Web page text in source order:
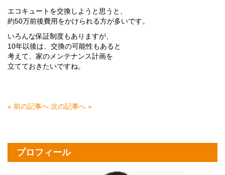
エコキュートを交換しようと思うと、
約50万前後費用をかけられる方が多いです。
いろんな保証制度もありますが、
10年以後は、交換の可能性もあると
考えて、家のメンテナンス計画を
立てておきたいですね。
« 前の記事へ 次の記事へ »
プロフィール